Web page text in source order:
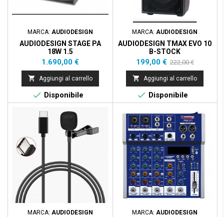
MARCA: AUDIODESIGN
AUDIODESIGN STAGE PA
18W 1.5
Prezzo
1.690,00 €
 Aggiungi al carrello
 Disponibile
MARCA: AUDIODESIGN
AUDIODESIGN TMAX EVO 10
B-STOCK
Prezzo
199,00 € Prezzo
base
222,00 €
 Aggiungi al carrello
 Disponibile
MARCA: AUDIODESIGN MARCA:AUDIODESIGN